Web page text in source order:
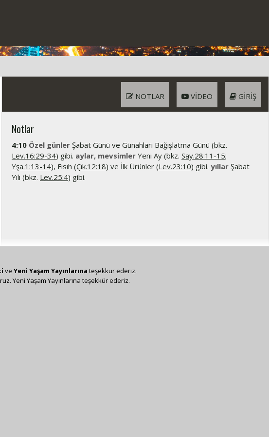
GIRIŞ
VIDEO
NOTLAR
Notlar
4:10 Özel günler Şabat Günü ve Günahları Bağışlatma Günü (bkz.
Lev.16:29-34) gibi. aylar, mevsimler Yeni Ay (bkz. Say.28:11-15;
Yşa.1:13-14), Fısıh (Çık.12:18) ve İlk Ürünler (Lev.23:10) gibi. yıllar Şabat
Yılı (bkz. Lev.25:4) gibi.
ve Yeni Yaşam Yayınlarına teşekkür ederiz.
Yeni Yaşam Yayınlarına teşekkür ederiz.